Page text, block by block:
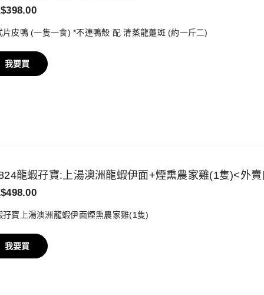
片皮鴨 (一隻一食) *不連鴨殼 配 清蒸龍躉斑 (約一斤二)
我要買
龍蝦孖寶:上湯澳洲龍蝦伊面+煙熏農家雞(1隻)<外
孖寶上湯澳洲龍蝦伊面煙熏農家雞(1隻)
我要買